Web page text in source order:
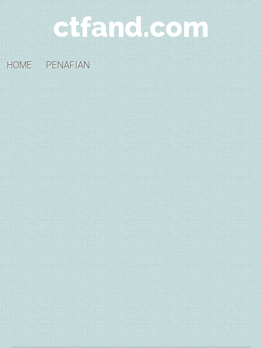
ctfand.com
HOME PENAFIAN